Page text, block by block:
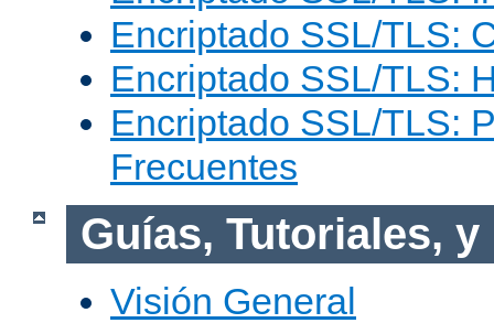
Encriptado SSL/TLS:
Encriptado SSL/TLS:
Encriptado SSL/TLS:
Frecuentes
Guías, Tutoriales, y
Visión General